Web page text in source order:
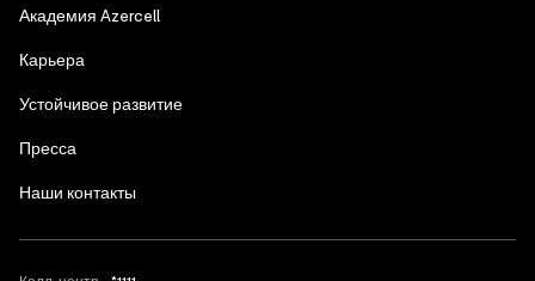
Академия Azercell
Карьера
Устойчивое развитие
Пресса
Наши контакты